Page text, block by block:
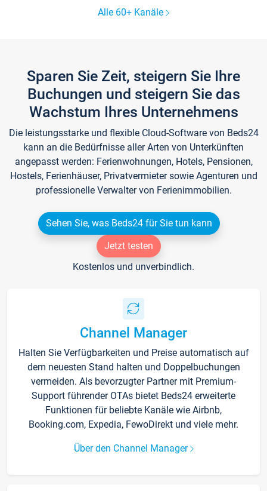
Alle 60+ Kanäle
Sparen Sie Zeit, steigern Sie Ihre
Buchungen und steigern Sie das
Wachstum Ihres Unternehmens
Die leistungsstarke und flexible Cloud-Software von Beds24
kann an die Bedürfnisse aller Arten von Unterkünften
angepasst werden: Ferienwohnungen, Hotels, Pensionen,
Hostels, Ferienhäuser, Privatvermieter sowie Agenturen und
professionelle Verwalter von Ferienimmobilien.
Sehen Sie, was Beds24 für Sie tun kann
Jetzt testen
Kostenlos und unverbindlich.
Channel Manager
Halten Sie Verfügbarkeiten und Preise automatisch auf
dem neuesten Stand halten und Doppelbuchungen
vermeiden. Als bevorzugter Partner mit Premium-
Support führender OTAs bietet Beds24 erweiterte
Funktionen für beliebte Kanäle wie Airbnb,
Booking.com, Expedia, FewoDirekt und viele mehr.
Über den Channel Manager